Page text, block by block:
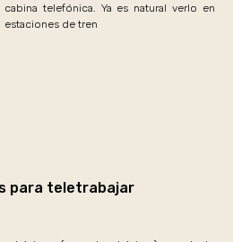
cabina telefónica. Ya es natural verlo en
estaciones de tren
para teletrabajar